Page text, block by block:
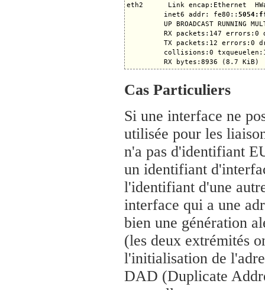
eth2      Link encap:Ethernet
         inet6 addr: fe80::
UP BROADCAST RUNNING
RX packets:147 errors:0
TX packets:12 errors:0
collisions:0
Cas Particuliers
Si une interface ne
utilisée pour les
n'a pas d'identifiant
un identifiant
l'identifiant d'une
interface qui a une
bien une génération
(les deux extrémités
l'initialisation de
DAD (Duplicate